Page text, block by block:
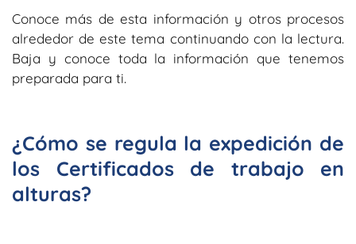
Conoce más de esta información y otros procesos
alrededor de este tema continuando con la lectura.
Baja y conoce toda la información que tenemos
preparada para ti.
¿Cómo se regula la expedición de
los Certificados de trabajo en
alturas?